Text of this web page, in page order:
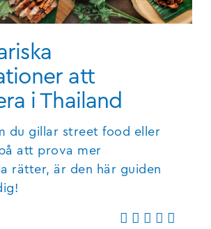
att
i Thailand
du gillar street food eller
att prova mer
rätter, är den här guiden